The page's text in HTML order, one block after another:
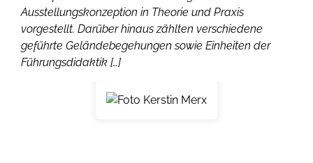
Ausstellungskonzeption in Theorie und Praxis
vorgestellt. Darüber hinaus zählten verschiedene
geführte Geländebegehungen sowie Einheiten der
Führungsdidaktik […]